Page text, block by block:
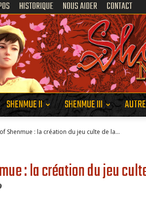
HISTORIQUE NOUS AIDER CONTACT
SHENMUE II SHENMUE III
Shenmue : la création du jeu culte de la...
: la création du jeu